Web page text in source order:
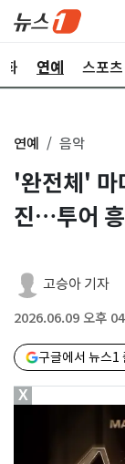
화 연예 스포츠
연예 음악
'완전체' 마
진…투어
고승아 기자
2026.06.09 오후
구글에서 뉴스1
X